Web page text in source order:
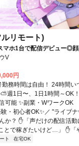
リモート)
マホ1台で配信デビュー◎
V
円
勤務時間は自由！ 24時間い
週1日〜、1日1時間～OK
可能 ✨副業・WワークOK
・初心者OK✨／ "ライブ
か？ ✋「声だけの配信活
とで稼ぎたいけど…」 ✋「
ト 在宅OK